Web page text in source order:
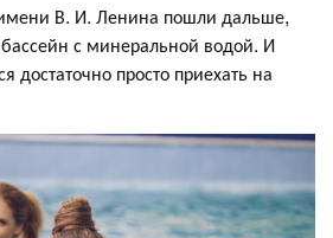
В. И. Ленина пошли дальше,
с минеральной водой. И
достаточно просто приехать на